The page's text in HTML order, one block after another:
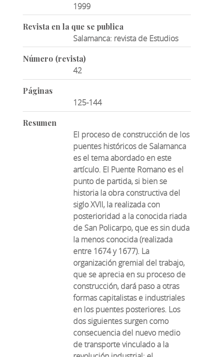
1999
Revista en la que se publica
Salamanca: revista de Estudios
Número (revista)
42
Páginas
125-144
Resumen
El proceso de construcción de los
puentes históricos de Salamanca
es el tema abordado en este
artículo. El Puente Romano es el
punto de partida, si bien se
historia la obra constructiva del
siglo XVII, la realizada con
posterioridad a la conocida riada
de San Policarpo, que es sin duda
la menos conocida (realizada
entre 1674 y 1677). La
organización gremial del trabajo,
que se aprecia en su proceso de
construcción, dará paso a otras
formas capitalistas e industriales
en los puentes posteriores. Los
dos siguientes surgen como
consecuencia del nuevo medio
de transporte vinculado a la